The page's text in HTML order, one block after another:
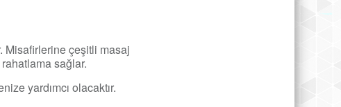
Misafirlerine çeşitli masaj
sağlar.
yardımcı olacaktır.